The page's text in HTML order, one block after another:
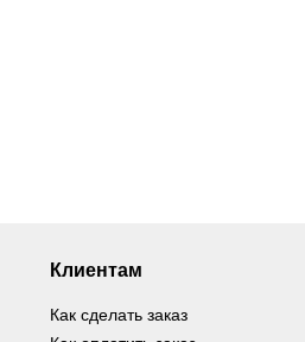
Клиентам
Как сделать заказ